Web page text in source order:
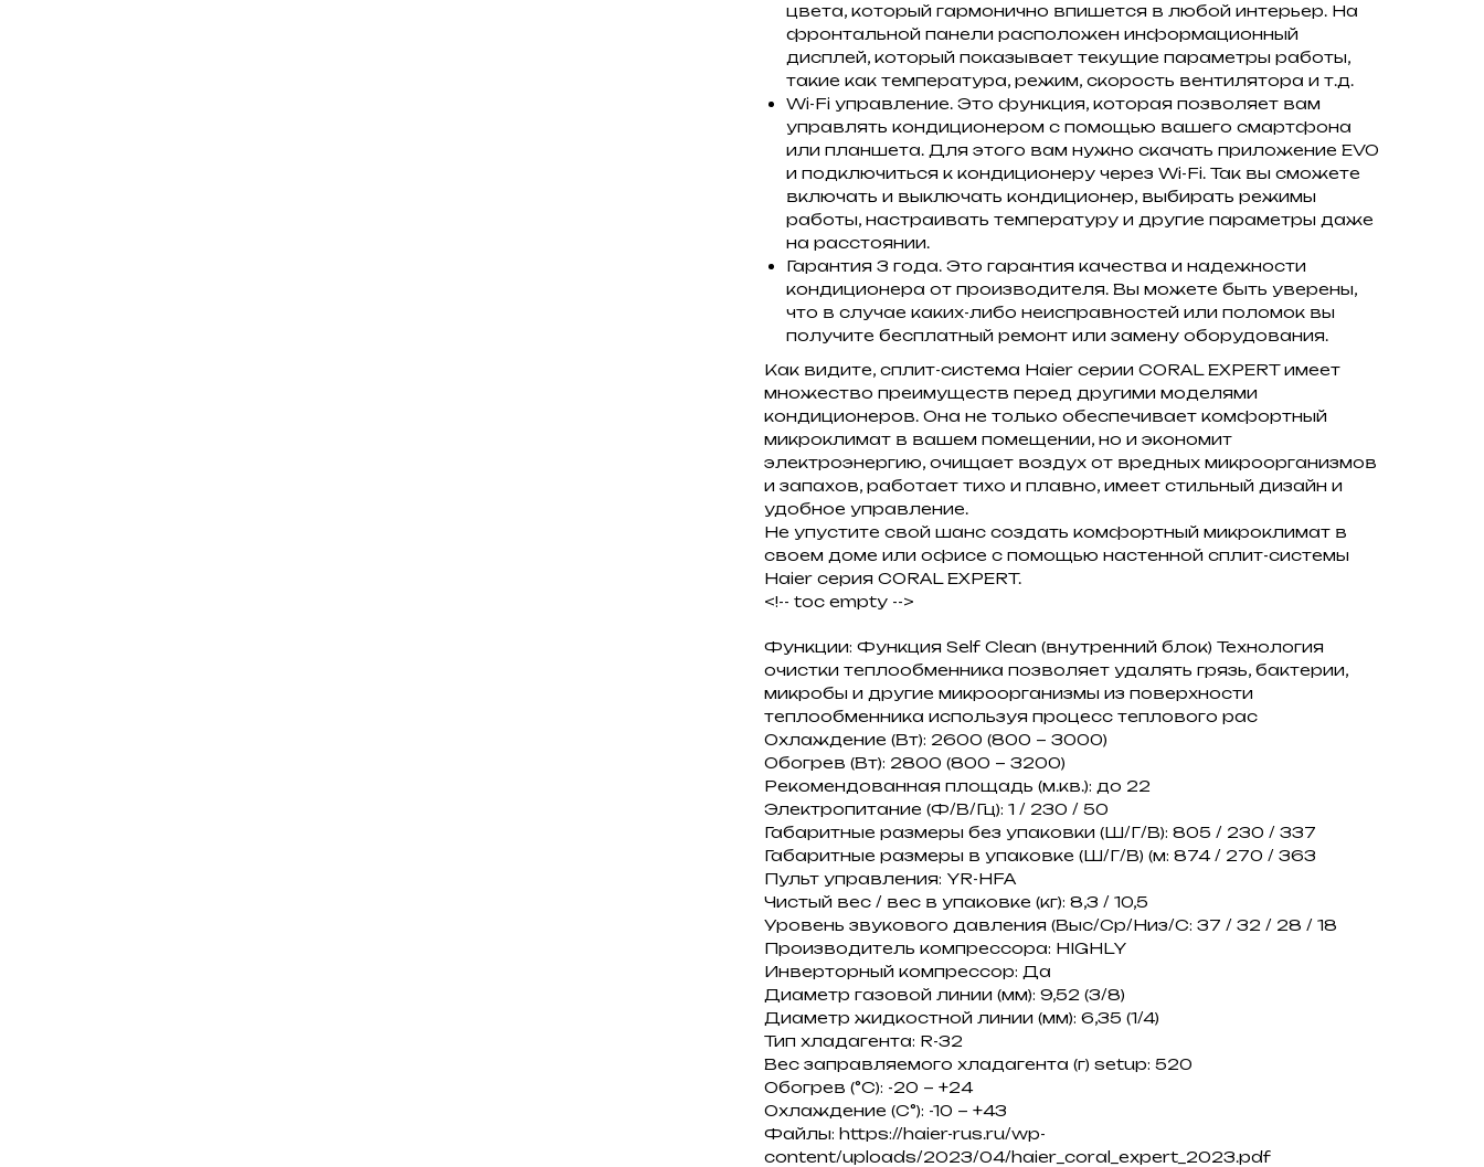
цвета, который гармонично впишется в любой интерьер. На
фронтальной панели расположен информационный
дисплей, который показывает текущие параметры работы,
такие как температура, режим, скорость вентилятора и т.д.
Wi-Fi управление. Это функция, которая позволяет вам
управлять кондиционером с помощью вашего смартфона
или планшета. Для этого вам нужно скачать приложение EVO
и подключиться к кондиционеру через Wi-Fi. Так вы сможете
включать и выключать кондиционер, выбирать режимы
работы, настраивать температуру и другие параметры даже
на расстоянии.
Гарантия 3 года. Это гарантия качества и надежности
кондиционера от производителя. Вы можете быть уверены,
что в случае каких-либо неисправностей или поломок вы
получите бесплатный ремонт или замену оборудования.
Как видите, сплит-система Haier серии CORAL EXPERT имеет
множество преимуществ перед другими моделями
кондиционеров. Она не только обеспечивает комфортный
микроклимат в вашем помещении, но и экономит
электроэнергию, очищает воздух от вредных микроорганизмов
и запахов, работает тихо и плавно, имеет стильный дизайн и
удобное управление.
Не упустите свой шанс создать комфортный микроклимат в
своем доме или офисе с помощью настенной сплит-системы
Haier серия CORAL EXPERT.
<!-- toc empty -->
Функции: Функция Self Clean (внутренний блок) Технология
очистки теплообменника позволяет удалять грязь, бактерии,
микробы и другие микроорганизмы из поверхности
теплообменника используя процесс теплового рас
Охлаждение (Вт): 2600 (800 ~ 3000)
Обогрев (Вт): 2800 (800 ~ 3200)
Рекомендованная площадь (м.кв.): до 22
Электропитание (Ф/В/Гц): 1 / 230 / 50
Габаритные размеры без упаковки (Ш/Г/В): 805 / 230 / 337
Габаритные размеры в упаковке (Ш/Г/В) (м: 874 / 270 / 363
Пульт управления: YR-HFA
Чистый вес / вес в упаковке (кг): 8,3 / 10,5
Уровень звукового давления (Выс/Ср/Низ/С: 37 / 32 / 28 / 18
Производитель компрессора: HIGHLY
Инверторный компрессор: Да
Диаметр газовой линии (мм): 9,52 (3/8)
Диаметр жидкостной линии (мм): 6,35 (1/4)
Тип хладагента: R-32
Вес заправляемого хладагента (г) setup: 520
Обогрев (°С): -20 ~ +24
Охлаждение (С°): -10 ~ +43
Файлы: https://haier-rus.ru/wp-
content/uploads/2023/04/haier_coral_expert_2023.pdf